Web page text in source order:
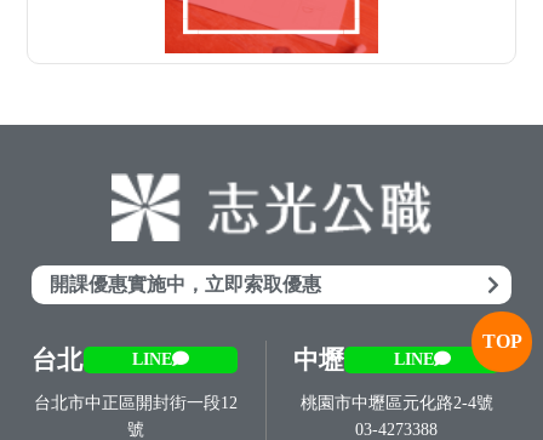
開課優惠實施中，立即索取優惠
台北 LINE
台北市中正區開封街一段12
號
中壢 LINE
桃園市中壢區元化路2-4號
03-4273388
TOP